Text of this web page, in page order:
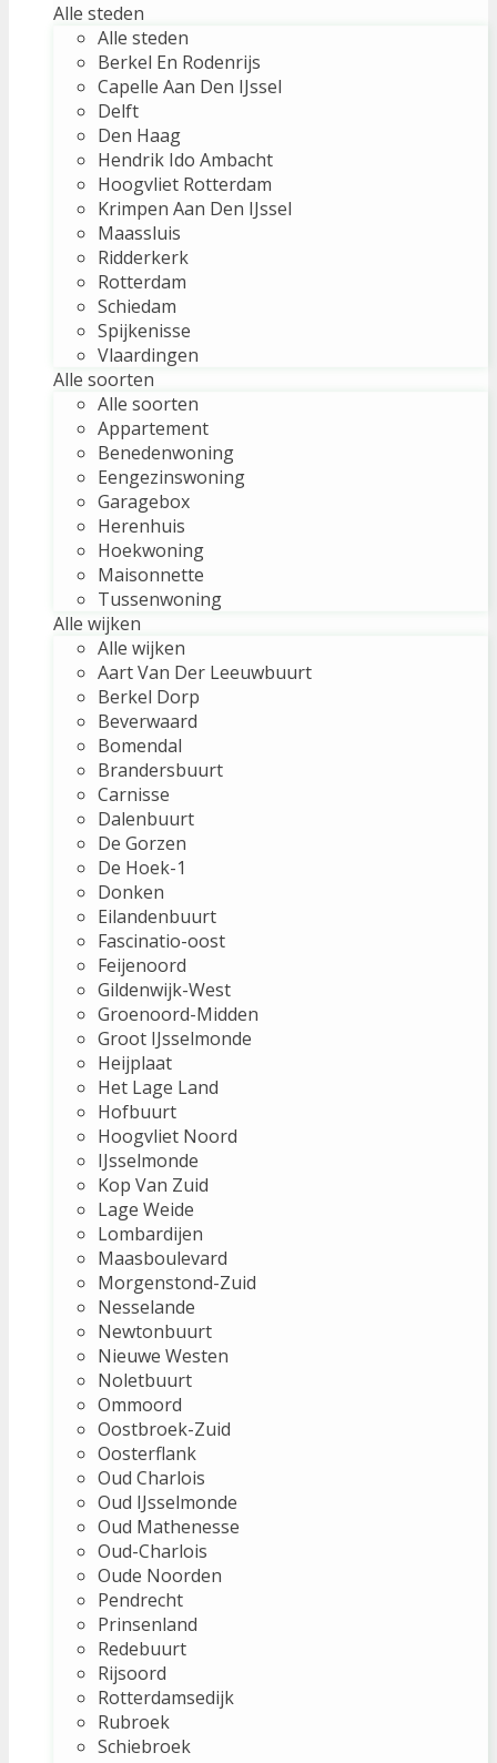
Alle steden
Alle steden
Berkel En Rodenrijs
Capelle Aan Den IJssel
Delft
Den Haag
Hendrik Ido Ambacht
Hoogvliet Rotterdam
Krimpen Aan Den IJssel
Maassluis
Ridderkerk
Rotterdam
Schiedam
Spijkenisse
Vlaardingen
Alle soorten
Alle soorten
Appartement
Benedenwoning
Eengezinswoning
Garagebox
Herenhuis
Hoekwoning
Maisonnette
Tussenwoning
Alle wijken
Alle wijken
Aart Van Der Leeuwbuurt
Berkel Dorp
Beverwaard
Bomendal
Brandersbuurt
Carnisse
Dalenbuurt
De Gorzen
De Hoek-1
Donken
Eilandenbuurt
Fascinatio-oost
Feijenoord
Gildenwijk-West
Groenoord-Midden
Groot IJsselmonde
Heijplaat
Het Lage Land
Hofbuurt
Hoogvliet Noord
IJsselmonde
Kop Van Zuid
Lage Weide
Lombardijen
Maasboulevard
Morgenstond-Zuid
Nesselande
Newtonbuurt
Nieuwe Westen
Noletbuurt
Ommoord
Oostbroek-Zuid
Oosterflank
Oud Charlois
Oud IJsselmonde
Oud Mathenesse
Oud-Charlois
Oude Noorden
Pendrecht
Prinsenland
Redebuurt
Rijsoord
Rotterdamsedijk
Rubroek
Schiebroek